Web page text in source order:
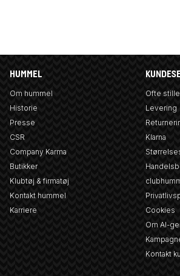
HUMMEL
Om hummel
Historie
Presse
CSR
Company Karma
Butikker
Klubtøj & firmatøj
Kontakt hummel
Karriere
Ofte
Levering
Klarna
Cookies
Om AI-
Kontakt